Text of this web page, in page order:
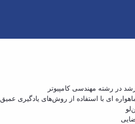
در رشته مهندسی کامپیوتر
ای با استفاده از روش‌های یادگیری عمیق